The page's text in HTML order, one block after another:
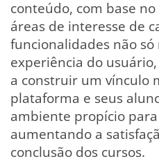
conteúdo, com base
áreas de interesse de
funcionalidades não
experiência do
a construir um vínculo
plataforma e seus
ambiente propício
aumentando a
conclusão dos cursos.